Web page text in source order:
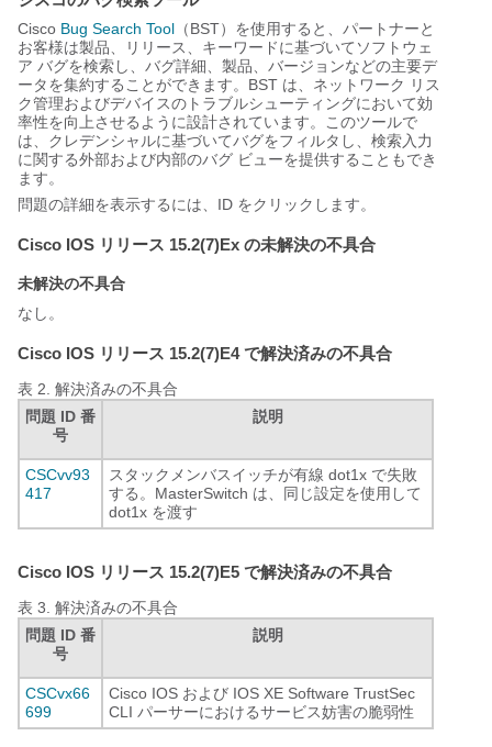
Cisco Bug Search Tool （BST）を使用すると、パートナーと
お客様は製品、リリース、キーワードに基づいてソフトウェ
ア バグを検索し、バグ詳細、製品、バージョンなどの主要デ
ータを集約することができます。BST は、ネットワーク リス
ク管理およびデバイスのトラブルシューティングにおいて効
率性を向上させるように設計されています。このツールで
は、クレデンシャルに基づいてバグをフィルタし、検索入力
に関する外部および内部のバグ ビューを提供することもでき
ます。
問題の詳細を表示するには、ID をクリックします。
Cisco IOS リリース 15.2(7)Ex の未解決の不具合
未解決の不具合
なし。
Cisco IOS リリース 15.2(7)E4 で解決済みの不具合
表 2. 解決済みの不具合
問題 ID 番
号
説明
CSCvv93
417
スタックメンバスイッチが有線 dot1x で失敗
する。MasterSwitch は、同じ設定を使用して
dot1x を渡す
Cisco IOS リリース 15.2(7)E5 で解決済みの不具合
表 3. 解決済みの不具合
問題 ID 番
号
説明
CSCvx66
699
Cisco IOS および IOS XE Software TrustSec
CLI パーサーにおけるサービス妨害の脆弱性